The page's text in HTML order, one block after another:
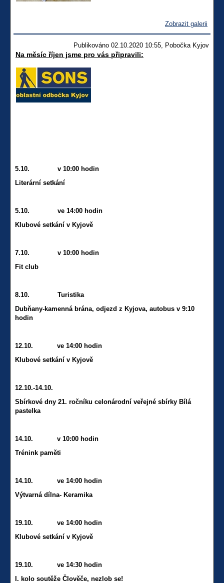
Zobrazit galerii
Publikováno 02.10.2020 10:55, Pobočka Kyjov
Na měsíc říjen jsme pro vás připravili:
5.10. v 10:00 hodin
Literární setkání
5.10. ve 14:00 hodin
Klubové setkání v Kyjově
7.10. v 10:00 hodin
Fit club
8.10. Turistika
Dubňany-kamenná brána, odjezd z Kyjova, autobus v 9:10
hodin
12.10. ve 14:00 hodin
Klubové setkání v Kyjově
12.10.-14.10.
Sbírkové dny 21. ročníku celonárodní veřejné sbírky Bílá
pastelka
14.10. v 10:00 hodin
Trénink paměti
14.10. ve 14:00 hodin
Výtvarná dílna- Keramika
19.10. ve 14:00 hodin
Klubové setkání v Kyjově
19.10. ve 14:30 hodin
I. kolo soutěže Člověče, nezlob se!